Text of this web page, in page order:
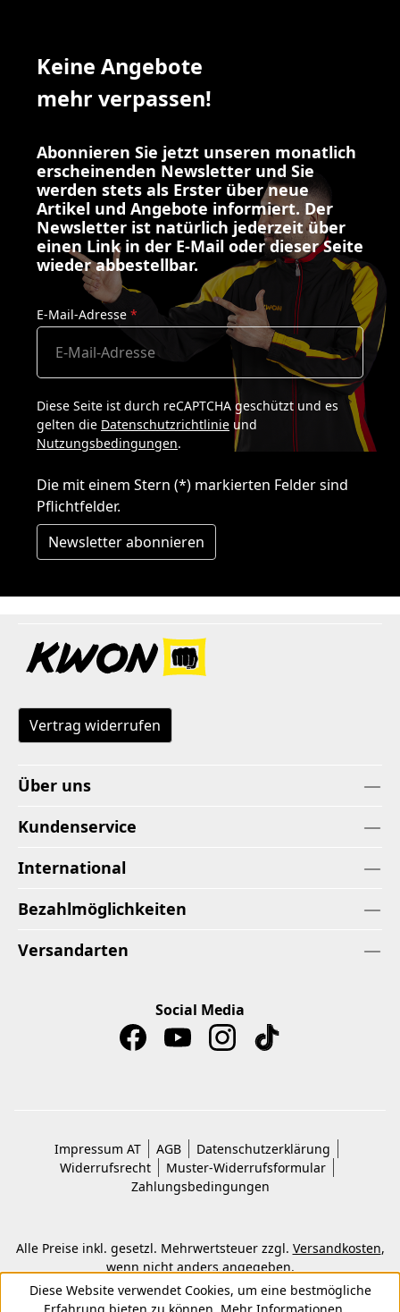
Keine Angebote
mehr verpassen!
Abonnieren Sie jetzt unseren monatlich
erscheinenden Newsletter und Sie
werden stets als Erster über neue
Artikel und Angebote informiert. Der
Newsletter ist natürlich jederzeit über
einen Link in der E-Mail oder dieser Seite
wieder abbestellbar.
E-Mail-Adresse *
Diese Seite ist durch reCAPTCHA geschützt und es
gelten die Datenschutzrichtlinie und
Nutzungsbedingungen.
Die mit einem Stern (*) markierten Felder sind
Pflichtfelder.
Newsletter abonnieren
Vertrag widerrufen
Über uns
Kundenservice
International
Bezahlmöglichkeiten
Versandarten
Social Media
Impressum AT AGB
Datenschutzerklärung
Widerrufsrecht
Muster-Widerrufsformular
Zahlungsbedingungen
Alle Preise inkl. gesetzl. Mehrwertsteuer zzgl. Versandkosten,
wenn nicht anders angegeben.
© 2026 Copyright © Kwon KG. Alle Rechte vorbehalten.
Diese Website verwendet Cookies, um eine bestmögliche